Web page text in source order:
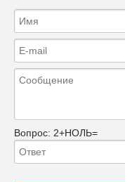
Вопрос: 2+НОЛЬ=